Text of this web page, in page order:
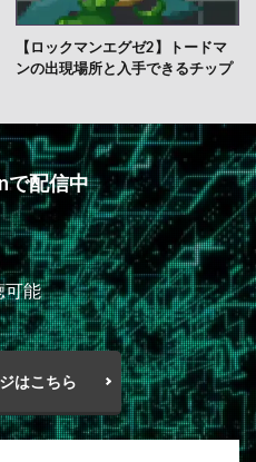
【ロックマンエグゼ2】トードマ
ンの出現場所と入手できるチップ
で配信中
可能
はこちら